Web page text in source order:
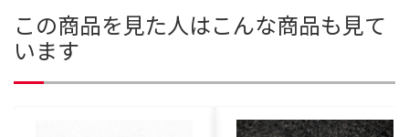
この商品を見た人はこんな商品も見て
います